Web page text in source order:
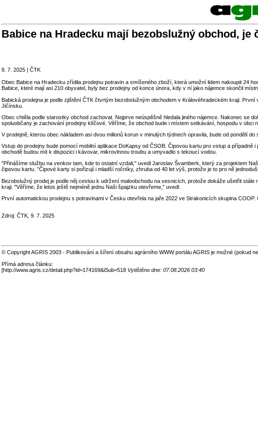
Babice na Hradecku mají bezobslužný obchod,
9. 7. 2025 | ČTK
Obec Babice na Hradecku zřídila prodejnu potravin a smíšeného zboží, která umožní lidem nakoupit 24
Babice, které mají asi 210 obyvatel, byly bez prodejny od konce února, kdy v ní jako nájemce skončil
Babická prodejna je podle zjištění ČTK čtvrtým bezobslužným obchodem v Královéhradeckém kraji.
Jičínsku.
Obec chtěla podle starostky obchod zachovat. Nejprve neúspěšně hledala jiného nájemce. Nakonec se
spoluobčany je zachování prodejny klíčové. Věříme, že obchod bude i místem setkávání, hospodu v obci
V prodejně, kterou obec nákladem asi dvou milionů korun v minulých týdnech opravila, bude od pondělí
Vstup do prodejny bude pomocí mobilní aplikace DoKapsy od ČSOB. Čipovou kartu pro vstup a
obchodě budou mít k dispozici i kávovar, mikrovlnnou troubu a umyvadlo s tekoucí vodou.
"Přinášíme službu na venkov tam, kde to ostatní vzdali," uvedl Jaroslav Švamberk, který za projektem
čipovou kartu. "Čipové karty si pořizují i mladší ročníky, zhruba od 40 let výš, protože je to pro ně
Bezobslužný prodej je podle něj cestou k udržení maloobchodu na vesnicích, protože dokáže ušetřit
kraji. "Věříme, že letos ještě nejméně jednu Naši špajzku otevřeme," uvedl.
První automatickou prodejnu s potravinami v Česku otevřela na jaře 2022 ve Strakonicích skupina
Zdroj: ČTK, 9. 7. 2025
© Copyright AGRIS 2003 - Publikování a šíření obsahu agrárního WWW portálu AGRIS je možné (pokud
Přímá adresa článku:
[http://www.agris.cz/detail.php?id=174169&iSub=518 Vytištěno dne: 07.08.2026 03:40